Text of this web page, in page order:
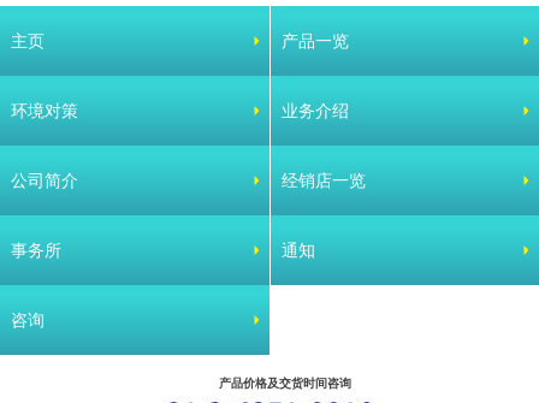
主页 产品一览
环境对策 业务介绍
公司简介 经销店一览
事务所 通知
咨询
产品价格及交货时间咨询